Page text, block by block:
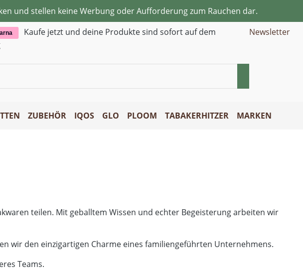
und stellen keine Werbung oder Aufforderung zum Rauchen dar.
Kaufe jetzt und deine Produkte sind sofort auf dem
Newsletter
ZUBEHÖR IQOS GLO PLOOM TABAKERHITZER MARKEN
teilen. Mit geballtem Wissen und echter Begeisterung arbeiten wir
wir den einzigartigen Charme eines familiengeführten Unternehmens.
Teams.